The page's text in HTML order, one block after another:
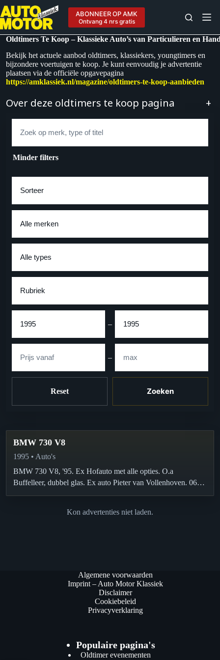
Ga
naar
de
inhoud
ABONNEER OP AMK
Ontvang 4 nrs gratis
Oldtimers Te Koop – Klassieke Auto’s van Particulieren en
Bekijk het actuele aanbod oldtimers, klassiekers, youngtimers en
bijzondere voertuigen te koop. Je kunt eenvoudig je advertentie
plaatsen via de officiële opgavepagina
https://amklassiek.nl/magazine/oldtimers-te-koop-aanbieden
Over deze oldtimers te koop pagina +
Minder filters
–
–
Reset Zoeken
BMW 730 V8
1995 • Auto's
BMW 730 V8, '95. Ex Hofauto met alle opties. O.a
Buffelleer, dubbel glas. Ex auto Pieter van Vollenhoven. 06-
53748061.
Kon advertenties niet laden.
Algemene voorwaarden
Imprint – Auto Motor Klassiek
Disclaimer
Cookiebeleid
Privacyverklaring
Populaire pagina's
Oldtimer evenementen